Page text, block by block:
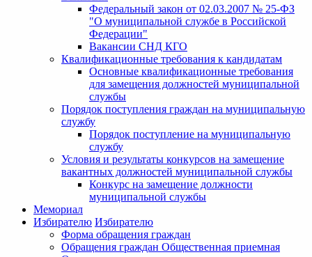
Федеральный закон от 02.03.2007 № 25-ФЗ
"О муниципальной службе в Российской
Федерации"
Вакансии СНД КГО
Квалификационные требования к кандидатам
Основные квалификационные требования
для замещения должностей муниципальной
службы
Порядок поступления граждан на муниципальную
службу
Порядок поступление на муниципальную
службу
Условия и результаты конкурсов на замещение
вакантных должностей муниципальной службы
Конкурс на замещение должности
муниципальной службы
Мемориал
Избирателю Избирателю
Форма обращения граждан
Обращения граждан Общественная приемная